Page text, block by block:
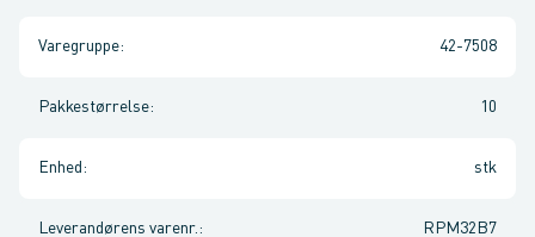
Varegruppe: 42-7508
Pakkestørrelse: 10
Enhed : stk
Leverandørens varenr. : RPM32B7